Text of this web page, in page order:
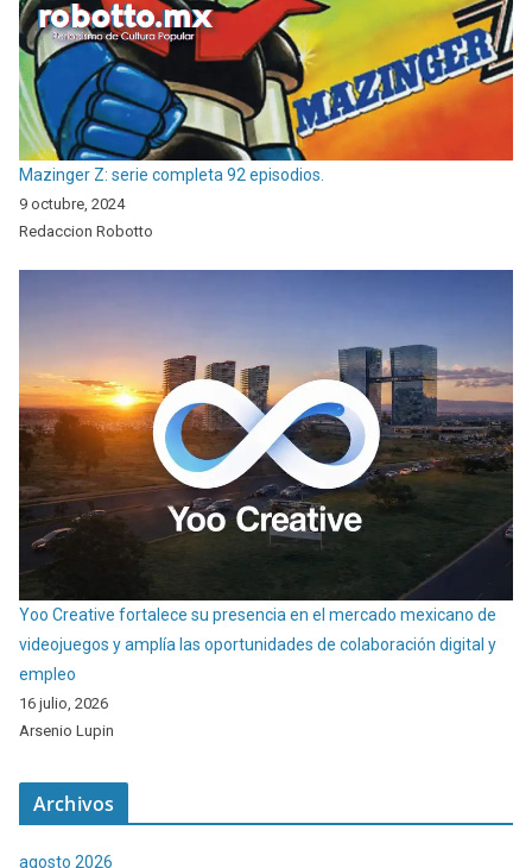
Mazinger Z: serie completa 92 episodios.
9 octubre, 2024
Redaccion Robotto
Yoo Creative fortalece su presencia en el mercado mexicano de
videojuegos y amplía las oportunidades de colaboración digital y
empleo
16 julio, 2026
Arsenio Lupin
Archivos
agosto 2026